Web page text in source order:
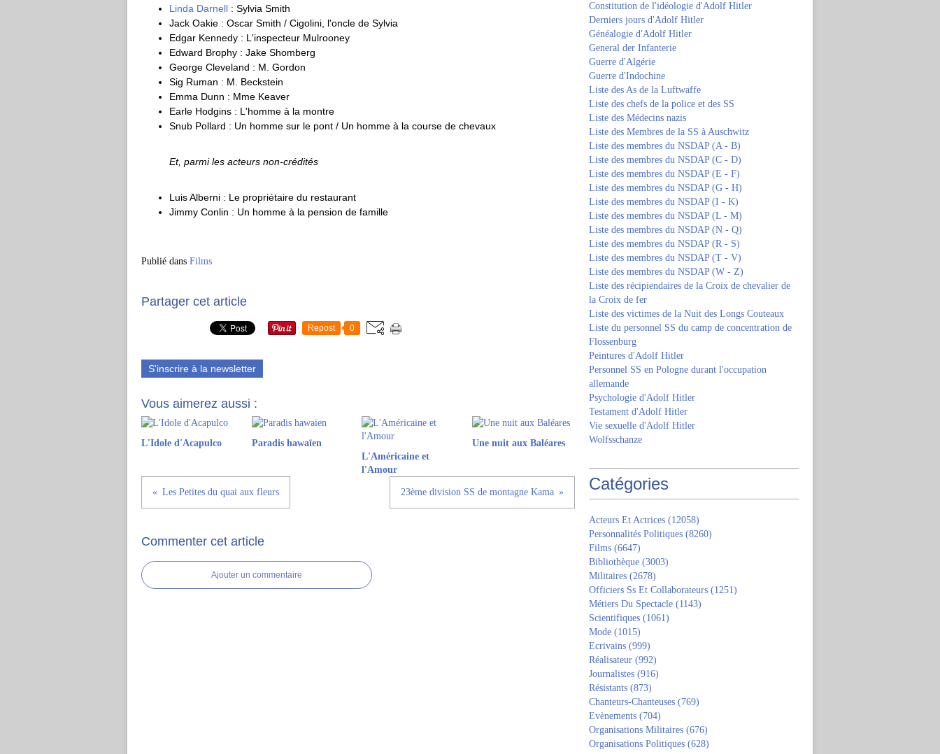
Linda Darnell : Sylvia Smith
Jack Oakie : Oscar Smith / Cigolini, l'oncle de Sylvia
Edgar Kennedy : L'inspecteur Mulrooney
Edward Brophy : Jake Shomberg
George Cleveland : M. Gordon
Sig Ruman : M. Beckstein
Emma Dunn : Mme Keaver
Earle Hodgins : L'homme à la montre
Snub Pollard : Un homme sur le pont / Un homme à la course de chevaux
Et, parmi les acteurs non-crédités
Luis Alberni : Le propriétaire du restaurant
Jimmy Conlin : Un homme à la pension de famille
Publié dans Films
Partager cet article
Repost 0
S'inscrire à la newsletter
Vous aimerez aussi :
L'Idole d'Acapulco
Paradis hawaïen
L'Américaine et
l'Amour
Une nuit aux Baléares
Les Petites du quai aux fleurs 23ème division SS de montagne Kama
Commenter cet article
Ajouter un commentaire
Constitution de l'idéologie d'Adolf Hitler
Derniers jours d'Adolf Hitler
Généalogie d'Adolf Hitler
General der Infanterie
Guerre d'Algérie
Guerre d'Indochine
Liste des As de la Luftwaffe
Liste des chefs de la police et des SS
Liste des Médecins nazis
Liste des Membres de la SS à Auschwitz
Liste des membres du NSDAP (A - B)
Liste des membres du NSDAP (C - D)
Liste des membres du NSDAP (E - F)
Liste des membres du NSDAP (G - H)
Liste des membres du NSDAP (I - K)
Liste des membres du NSDAP (L - M)
Liste des membres du NSDAP (N - Q)
Liste des membres du NSDAP (R - S)
Liste des membres du NSDAP (T - V)
Liste des membres du NSDAP (W - Z)
Liste des récipiendaires de la Croix de chevalier de
la Croix de fer
Liste des victimes de la Nuit des Longs Couteaux
Liste du personnel SS du camp de concentration de
Flossenburg
Peintures d'Adolf Hitler
Personnel SS en Pologne durant l'occupation
allemande
Psychologie d'Adolf Hitler
Testament d'Adolf Hitler
Vie sexuelle d'Adolf Hitler
Wolfsschanze
Catégories
Acteurs Et Actrices (12058)
Personnalités Politiques (8260)
Films (6647)
Bibliothèque (3003)
Militaires (2678)
Officiers Ss Et Collaborateurs (1251)
Métiers Du Spectacle (1143)
Scientifiques (1061)
Mode (1015)
Ecrivains (999)
Réalisateur (992)
Journalistes (916)
Résistants (873)
Chanteurs-Chanteuses (769)
Evènements (704)
Organisations Militaires (676)
Organisations Politiques (628)